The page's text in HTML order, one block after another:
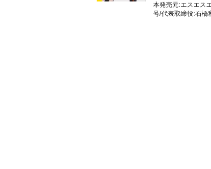
本発売元:エスエス
号/代表取締役:石橋